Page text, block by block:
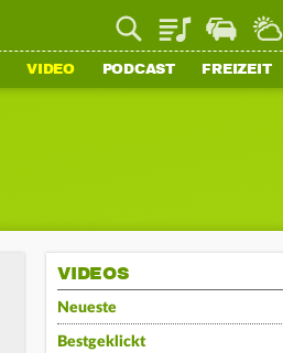
PlaylistStaupilot
VIDEO PODCAST FREIZEIT
VIDEOS
Neueste
Bestgeklickt